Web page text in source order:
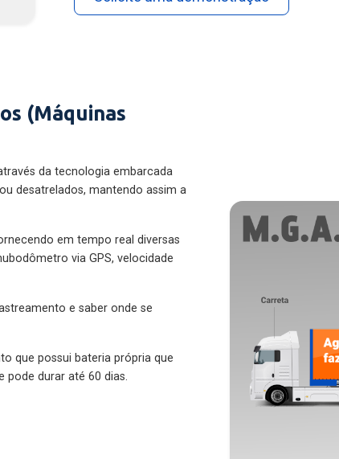
(Máquinas
da tecnologia embarcada
desatrelados, mantendo assim a
em tempo real diversas
via GPS, velocidade
e saber onde se
que possui bateria própria que
durar até 60 dias.